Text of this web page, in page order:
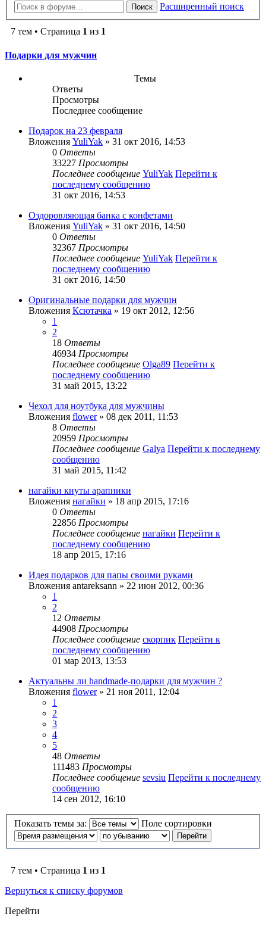
Поиск Расширенный поиск
7 тем • Страница 1 из 1
Подарки для мужчин
Темы
Ответы
Просмотры
Последнее сообщение
Подарок на 23 февраля
Вложения YuliYak » 31 окт 2016, 14:53
0 Ответы
33227 Просмотры
Последнее сообщение YuliYak Перейти к
последнему сообщению
31 окт 2016, 14:53
Оздоровляющая банка с конфетами
Вложения YuliYak » 31 окт 2016, 14:50
0 Ответы
32367 Просмотры
Последнее сообщение YuliYak Перейти к
последнему сообщению
31 окт 2016, 14:50
Оригинальные подарки для мужчин
Вложения Ксютачка » 19 окт 2012, 12:56
1
2
18 Ответы
46934 Просмотры
Последнее сообщение Olga89 Перейти к
последнему сообщению
31 май 2015, 13:22
Чехол для ноутбука для мужчины
Вложения flower» 08 дек 2011, 11:53
8 Ответы
20959 Просмотры
Последнее сообщение Galya Перейти к последнему
сообщению
31 май 2015, 11:42
нагайки кнуты арапники
Вложения нагайки » 18 апр 2015, 17:16
0 Ответы
22856 Просмотры
Последнее сообщение нагайки Перейти к
последнему сообщению
18 апр 2015, 17:16
Идея подарков для папы своими руками
Вложения antareksann » 22 июн 2012, 00:36
1
2
12 Ответы
44908 Просмотры
Последнее сообщение скорпик Перейти к
последнему сообщению
01 мар 2013, 13:53
Актуальны ли handmade-подарки для мужчин ?
Вложения flower» 21 ноя 2011, 12:04
1
2
3
4
5
48 Ответы
111483 Просмотры
Последнее сообщение sevsiu Перейти к последнему
сообщению
14 сен 2012, 16:10
Показать темы за: Поле сортировки
7 тем • Страница 1 из 1
Вернуться к списку форумов
Перейти